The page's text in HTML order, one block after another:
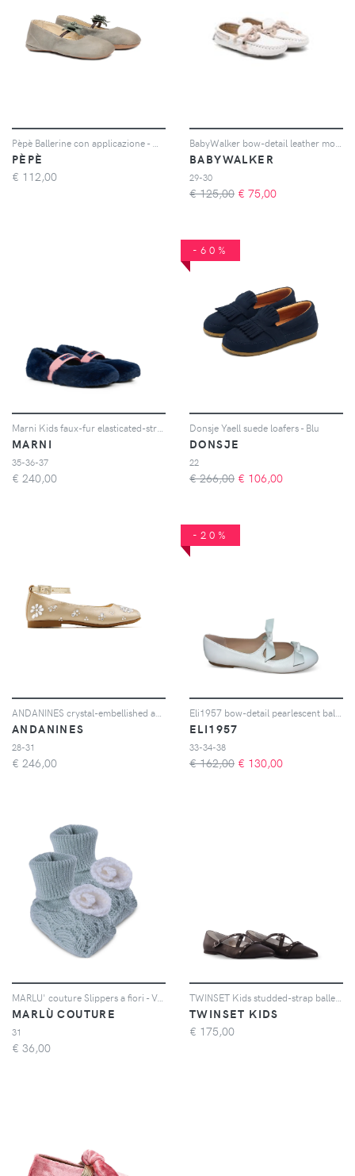
PÈPÈ
€ 112,00
BABYWALKER
29-30
€ 125,00 € 75,00
MARNI
35-36-37
€ 240,00
-60%
Donsje Yaell suede loafers - Blu
DONSJE
22
€ 266,00 € 106,00
ANDANINES
28-31
€ 246,00
-20%
ELI1957
33-34-38
€ 162,00 € 130,00
MARLU' couture Slippers a fiori - Verde
MARLÙ COUTURE
31
€ 36,00
TWINSET KIDS
€ 175,00